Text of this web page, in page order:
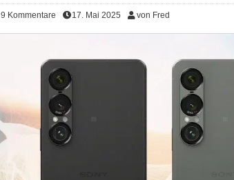
9 Kommentare 17. Mai 2025 von Fred